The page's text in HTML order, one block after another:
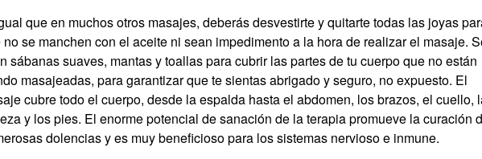
que en muchos otros masajes, deberás desvestirte y quitarte todas las joyas
no se manchen con el aceite ni sean impedimento a la hora de realizar el masaje.
sábanas suaves, mantas y toallas para cubrir las partes de tu cuerpo que no están
masajeadas, para garantizar que te sientas abrigado y seguro, no expuesto. El
cubre todo el cuerpo, desde la espalda hasta el abdomen, los brazos, el cuello,
y los pies. El enorme potencial de sanación de la terapia promueve la curación
dolencias y es muy beneficioso para los sistemas nervioso e inmune.